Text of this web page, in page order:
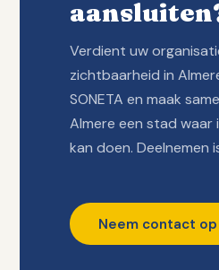
Verdient uw
zichtbaarheid in
SONETA en maak
Almere een stad waar
kan doen. Deelnemen
Neem contact